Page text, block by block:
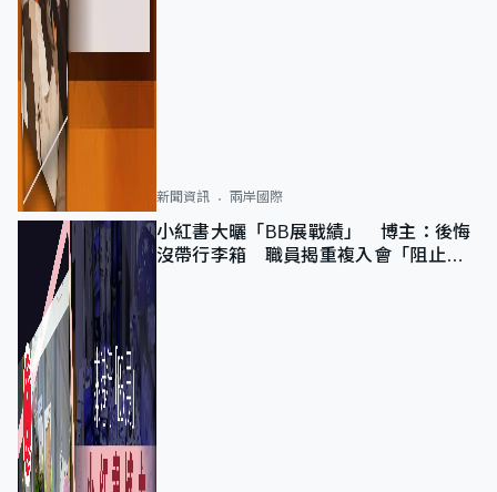
新聞資訊 兩岸國際
小紅書大曬「BB展戰績」 博主：後悔
沒帶行李箱 職員揭重複入會「阻止唔